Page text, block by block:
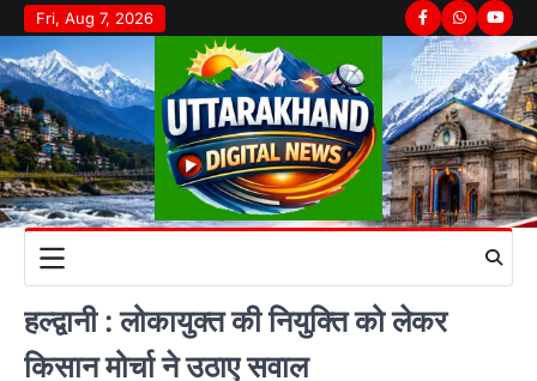
Skip
to
content
Fri, Aug 7, 2026 Facebook
Whatsapp
हल्द्वानी : लोकायुक्त की नियुक्ति को लेकर
किसान मोर्चा ने उठाए सवाल